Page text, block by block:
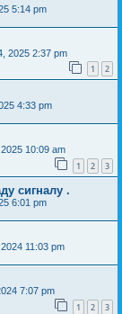
5:14 pm
2025 2:37 pm
1 2
4:33 pm
10:09 am
1 2 3
сигналу .
6:01 pm
11:03 pm
7:07 pm
1 2 3